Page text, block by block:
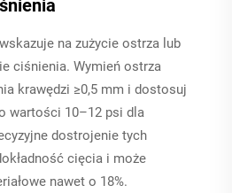
na zużycie ostrza lub
ciśnienia. Wymień ostrza
krawędzi ≥0,5 mm i dostosuj
wartości 10–12 psi dla
dostrojenie tych
cięcia i może
nawet o 18%.